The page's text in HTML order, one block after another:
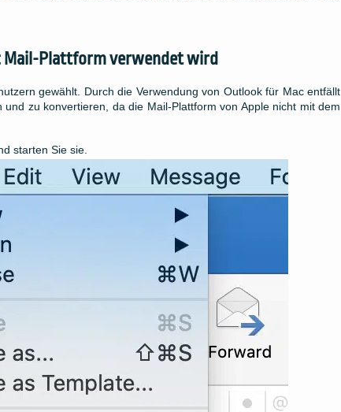
Mail-Plattform verwendet wird
gewählt. Durch die Verwendung von Outlook für Mac entfällt
zu konvertieren, da die Mail-Plattform von Apple nicht mit dem
starten Sie sie.